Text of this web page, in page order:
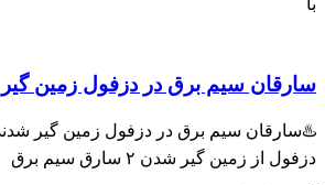
سیم برق در دزفول زمین گیر
سیم برق در دزفول زمین گیر شدند
از زمین گیر شدن ۲ سارق سیم برق